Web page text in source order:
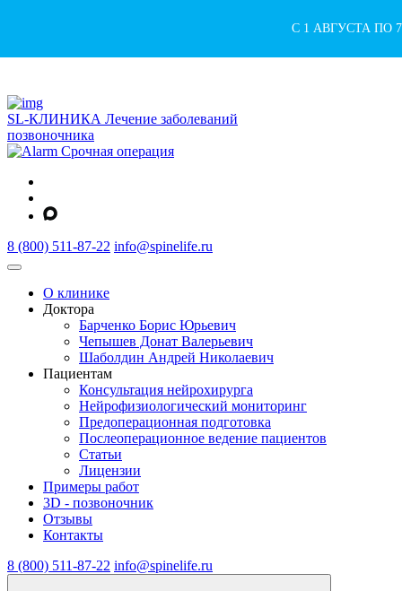
С 1 АВГУСТА ПО
SL-КЛИНИКА Лечение заболеваний
позвоночника
Срочная операция
8 (800) 511-87-22 info@spinelife.ru
О клинике
Доктора
Барченко Борис Юрьевич
Чепышев Донат Валерьевич
Шаболдин Андрей Николаевич
Пациентам
Консультация нейрохирурга
Нейрофизиологический мониторинг
Предоперационная подготовка
Послеоперационное ведение пациентов
Статьи
Лицензии
Примеры работ
3D - позвоночник
Отзывы
Контакты
8 (800) 511-87-22 info@spinelife.ru